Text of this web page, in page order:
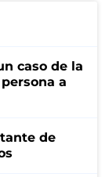
caso de la
a
de